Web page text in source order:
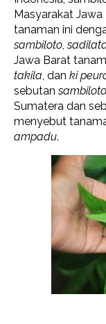
Masyarakat
tanaman ini
sambiloto ,
Jawa Barat
takila , dan ki
sebutansambiloto
Sumatera dan
menyebut
ampadu.